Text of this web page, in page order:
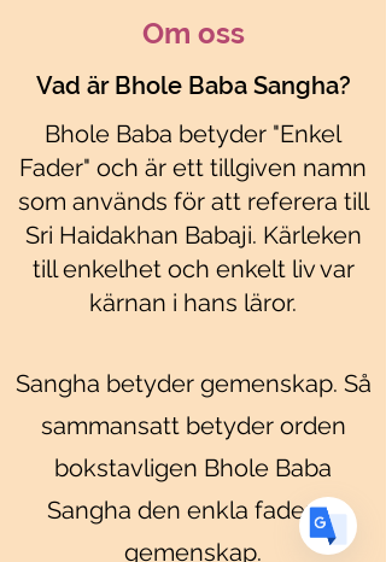
Om oss
Vad är Bhole Baba Sangha?
Bhole Baba betyder "Enkel
Fader" och är ett tillgiven namn
som används för att referera till
Sri Haidakhan Babaji. Kärleken
till enkelhet och enkelt liv var
kärnan i hans läror.
Sangha betyder gemenskap. Så
sammansatt betyder orden
bokstavligen Bhole Baba
Sangha den enkla faderns
gemenskap.
Translate
English
DEGerman· Deutsch
ESSpanish· Español